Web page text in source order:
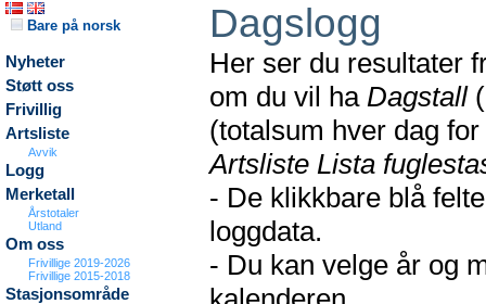
Bare på norsk
Nyheter
Støtt oss
Frivillig
Artsliste
Avvik
Logg
Merketall
Årstotaler
Utland
Om oss
Frivillige 2019-2026
Frivillige 2015-2018
Stasjonsområde
Dagslogg
Her ser du resultater
om du vil ha Dagstall
(totalsum hver dag
Artsliste Lista
- De klikkbare blå
loggdata.
- Du kan velge år og